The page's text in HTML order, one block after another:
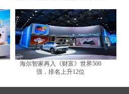
海尔智家再入《财富》世界500
强，排名上升12位